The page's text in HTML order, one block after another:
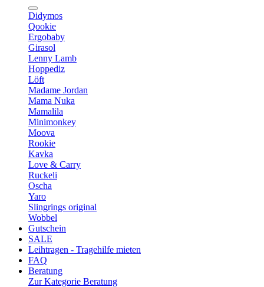
Didymos
Qookie
Ergobaby
Girasol
Lenny Lamb
Hoppediz
Löft
Madame Jordan
Mama Nuka
Mamalila
Minimonkey
Moova
Rookie
Kavka
Love & Carry
Ruckeli
Oscha
Yaro
Slingrings original
Wobbel
Gutschein
SALE
Leihtragen - Tragehilfe mieten
FAQ
Beratung
Zur Kategorie Beratung